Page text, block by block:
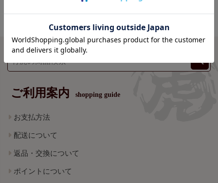
ご利用案内 shopping guide
お支払方法
配送について
返品・交換について
ポイントについて